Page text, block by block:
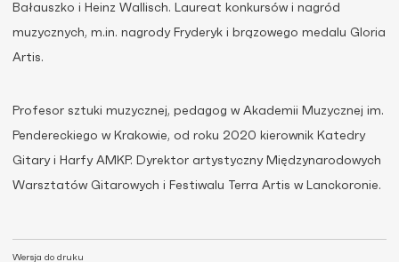
Wersja do druku
Bałauszko i Heinz Wallisch. Laureat konkursów i nagród
muzycznych, m.in. nagrody Fryderyk i brązowego medalu Gloria
Artis.
Profesor sztuki muzycznej, pedagog w Akademii Muzycznej im.
Pendereckiego w Krakowie, od roku 2020 kierownik Katedry
Gitary i Harfy AMKP. Dyrektor artystyczny Międzynarodowych
Warsztatów Gitarowych i Festiwalu Terra Artis w Lanckoronie.